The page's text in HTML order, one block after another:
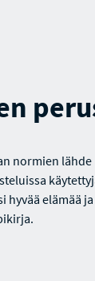
normien lähde
elämää ja